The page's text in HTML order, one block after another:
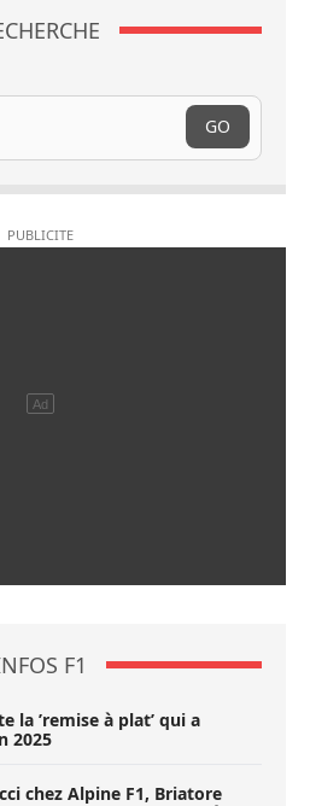
GO
F1
la ’remise à plat’ qui a
2025
chez Alpine F1, Briatore